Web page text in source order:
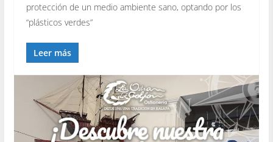
protección de un medio ambiente sano, optando por los
“plásticos verdes”
Leer más